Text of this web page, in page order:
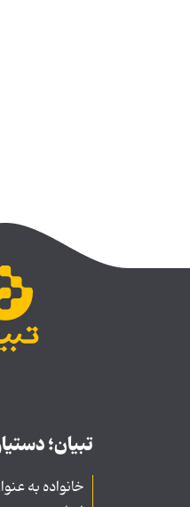
تبیان؛
خانواده به